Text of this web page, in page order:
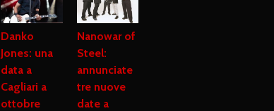
Danko
Jones: una
data a
Cagliari a
ottobre
Nanowar of
Steel:
annunciate
tre nuove
date a